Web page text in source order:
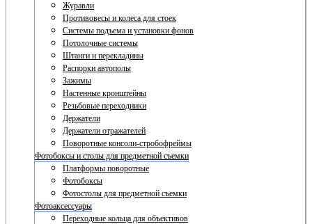
Журавли
Противовесы и колеса для стоек
Системы подъема и установки фонов
Потолочные системы
Штанги и перекладины
Распорки автополы
Зажимы
Настенные кронштейны
Резьбовые переходники
Держатели
Держатели отражателей
Поворотные консоли-стробофреймы
Фотобоксы и столы для предметной съемки
Платформы поворотные
Фотобоксы
Фотостолы для предметной съемки
Фотоаксессуары
Переходные кольца для объективов